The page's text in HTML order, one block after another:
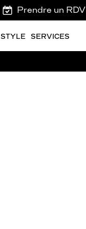
Prendre un RDV
STYLE SERVICES